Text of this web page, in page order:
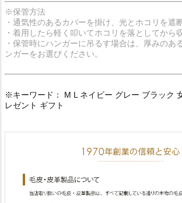
※保管方法
・通気性のあるカバーを掛け、光とホコリを遮
・着用したら軽く叩いてホコリを落としてから
・保管時にハンガーに吊るす場合は、厚みのあ
ンガーをお選びください。
※キーワード： M L ネイビー グレー ブラック
レゼント ギフト